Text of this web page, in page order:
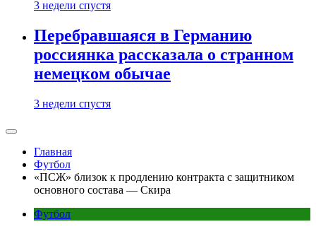
3 недели спустя
Перебравшаяся в Германию
россиянка рассказала о странном
немецком обычае
3 недели спустя
Главная
Футбол
«ПСЖ» близок к продлению контракта с защитником
основного состава — Скира
Футбол